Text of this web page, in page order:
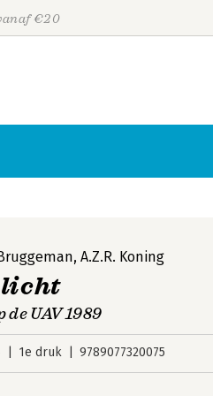
€20
, A.Z.R. Koning
UAV 1989
1e druk 9789077320075
Personen